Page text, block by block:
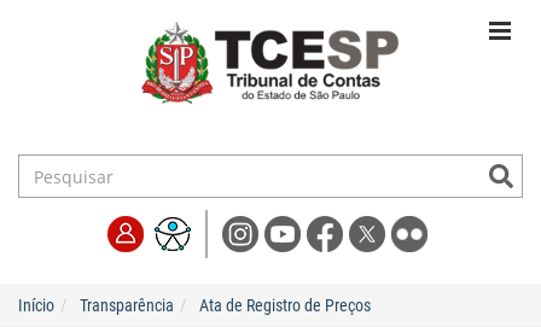
Início Transparência Ata de Registro de Preços